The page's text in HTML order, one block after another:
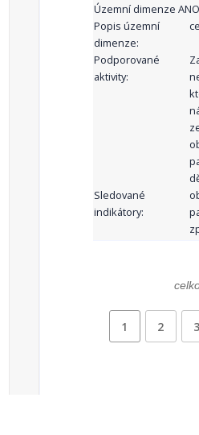
Územní dimenze
Popis územní
dimenze:
Podporované
aktivity:
Sledované
indikátory:
1 2 3